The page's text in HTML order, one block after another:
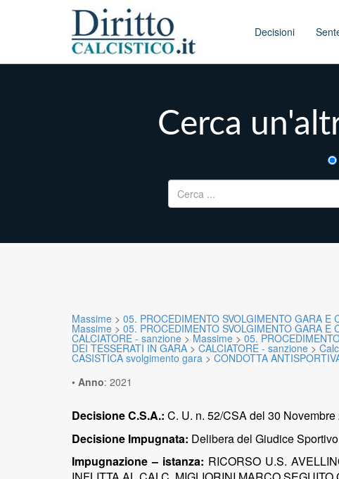
Main menu Decisioni
Cerca
Ricerca per:
Massime > 05. PROCEDIMENTO SVOLGIMENTO GARA E
Massime > 05. PROCEDIMENTO SVOLGIMENTO GARA E
CALCIATORE - sanzione > Massime > 05.
DEI TESSERATI IN GARA > CALCIATORE - sanzione >
CASISTICA svolgimento gara > CONDOTTA
• Anno: 2021
Decisione C.S.A.: C. U. n. 52/CSA del 30
Decisione Impugnata: Delibera del Giudice
Impugnazione – istanza: RICORSO U.S.